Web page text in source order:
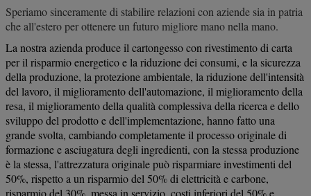
Speriamo sinceramente di stabilire relazioni con aziende sia in patria
che all'estero per ottenere un futuro migliore mano nella mano.
La nostra azienda produce il cartongesso con rivestimento di carta
per il risparmio energetico e la riduzione dei consumi, e la sicurezza
della produzione, la protezione ambientale, la riduzione dell'intensità
del lavoro, il miglioramento dell'automazione, il miglioramento della
resa, il miglioramento della qualità complessiva della ricerca e dello
sviluppo del prodotto e dell'implementazione, hanno fatto una
grande svolta, cambiando completamente il processo originale di
formazione e asciugatura degli ingredienti, con la stessa produzione
è la stessa, l'attrezzatura originale può risparmiare investimenti del
50%, rispetto a un risparmio del 50% di elettricità e carbone,
risparmio del 30%, messa in servizio, costi inferiori del 50% e